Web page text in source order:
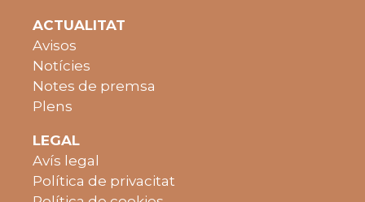
ACTUALITAT
Avisos
Notícies
Notes de premsa
Plens
LEGAL
Avís legal
Política de privacitat